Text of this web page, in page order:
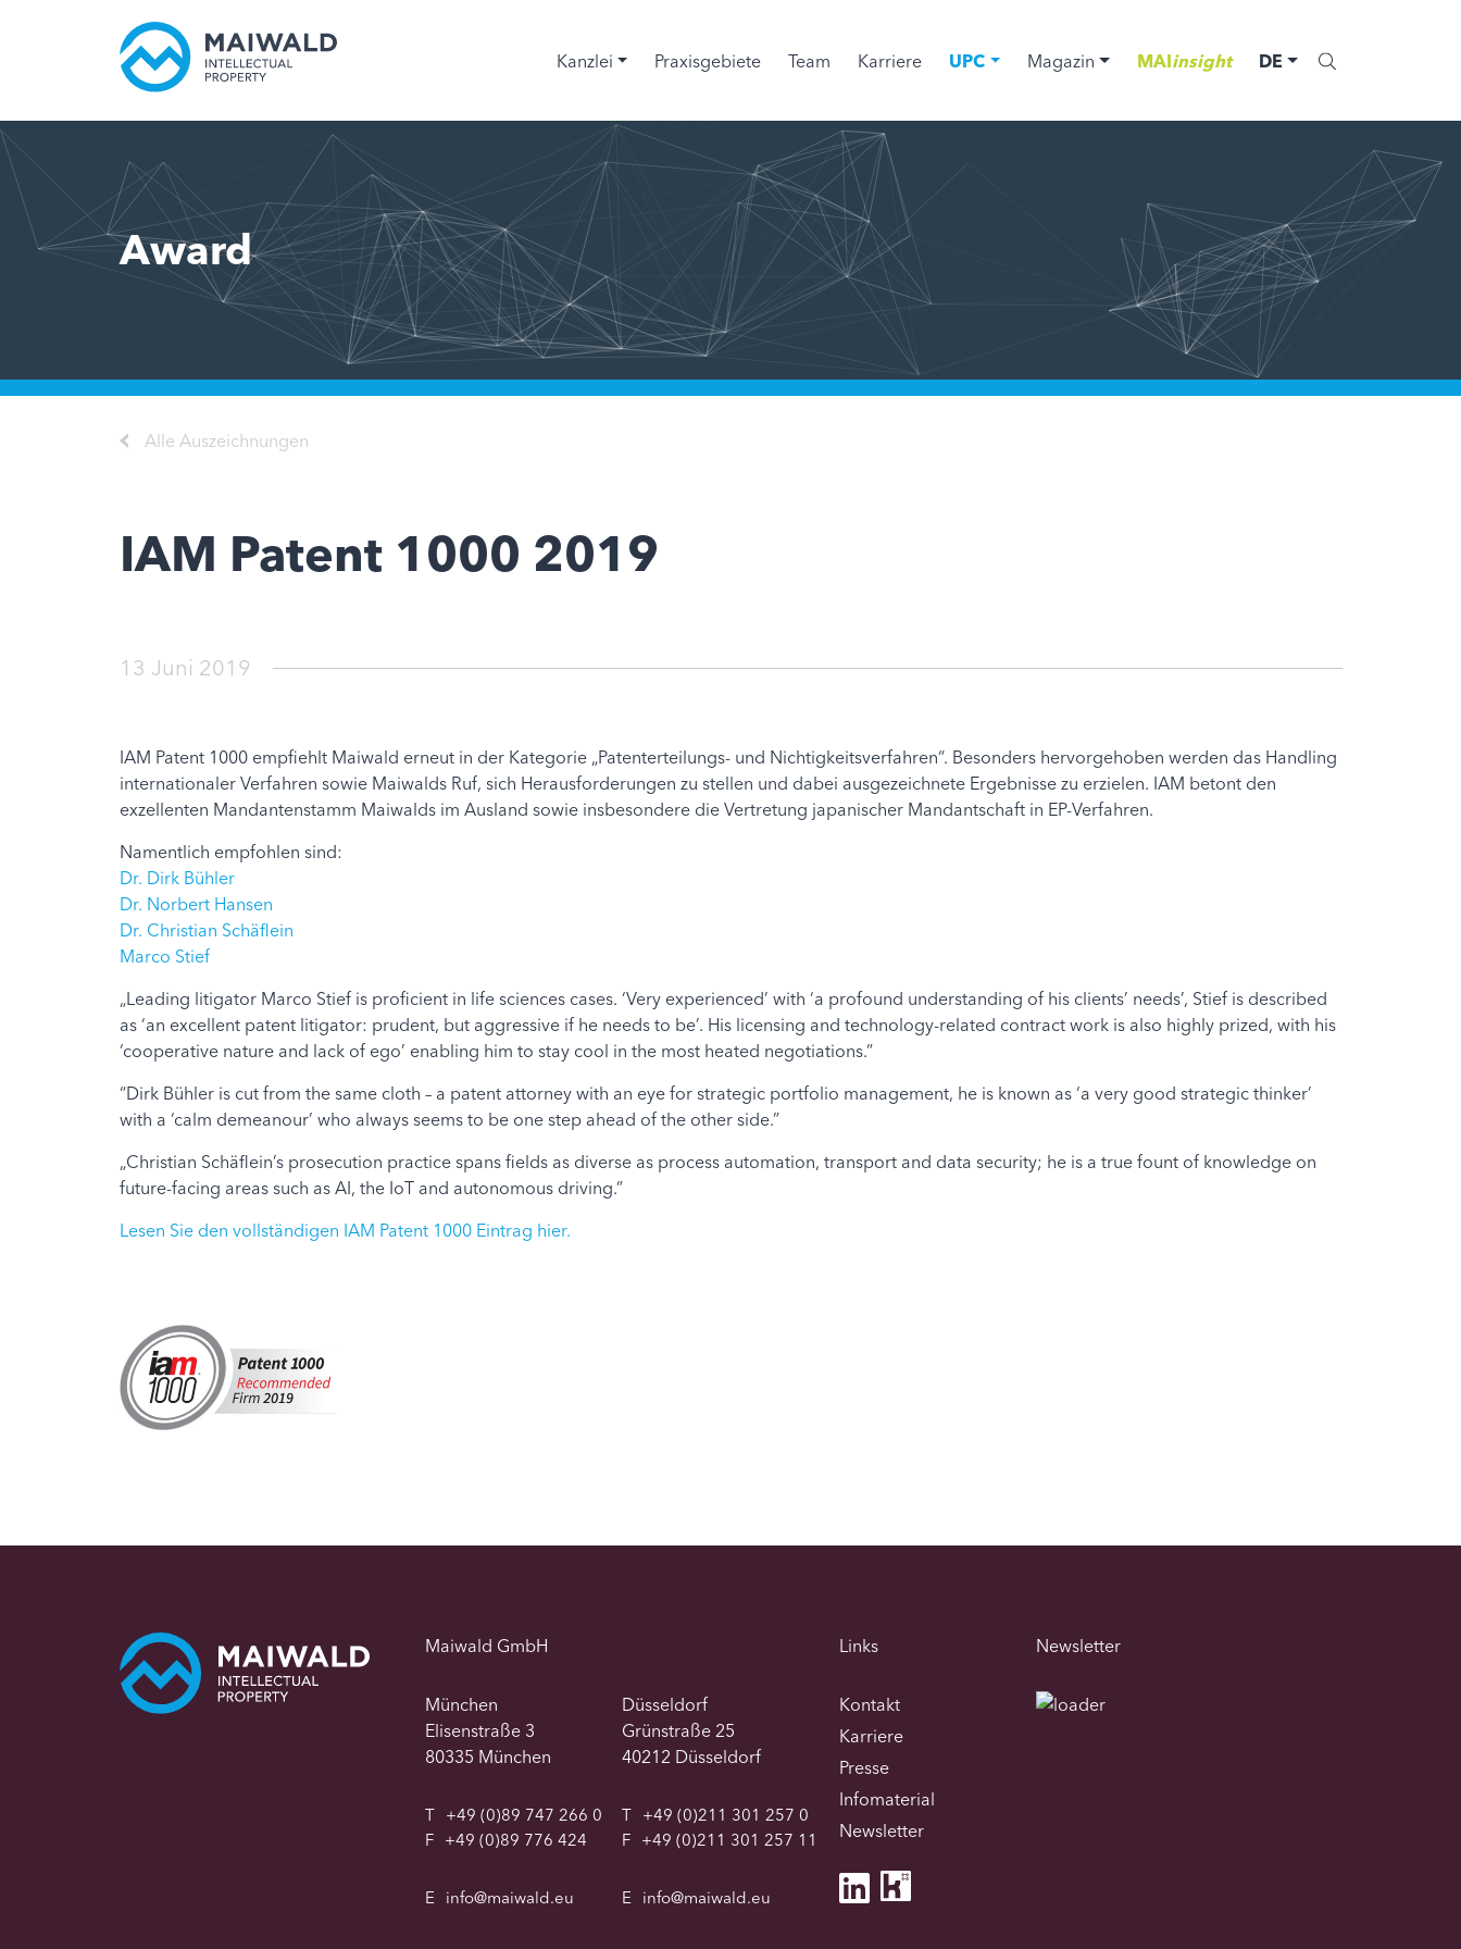
Kanzlei Praxisgebiete Team Karriere UPC Magazin MAIinsight DE
Award
Alle Auszeichnungen
IAM Patent 1000 2019
13 Juni 2019
IAM Patent 1000 empfiehlt Maiwald erneut in der Kategorie „Patenterteilungs- und Nichtigkeitsverfahren“. Besonders hervorgehoben werden das Handling
internationaler Verfahren sowie Maiwalds Ruf, sich Herausforderungen zu stellen und dabei ausgezeichnete Ergebnisse zu erzielen. IAM betont den
exzellenten Mandantenstamm Maiwalds im Ausland sowie insbesondere die Vertretung japanischer Mandantschaft in EP-Verfahren.
Namentlich empfohlen sind:
Dr. Dirk Bühler
Dr. Norbert Hansen
Dr. Christian Schäflein
Marco Stief
„Leading litigator Marco Stief is proficient in life sciences cases. ‘Very experienced’ with ‘a profound understanding of his clients’ needs’, Stief is described
as ‘an excellent patent litigator: prudent, but aggressive if he needs to be’. His licensing and technology-related contract work is also highly prized, with his
‘cooperative nature and lack of ego’ enabling him to stay cool in the most heated negotiations.”
“Dirk Bühler is cut from the same cloth – a patent attorney with an eye for strategic portfolio management, he is known as ‘a very good strategic thinker’
with a ‘calm demeanour’ who always seems to be one step ahead of the other side.”
„Christian Schäflein’s prosecution practice spans fields as diverse as process automation, transport and data security; he is a true fount of knowledge on
future-facing areas such as AI, the IoT and autonomous driving.”
Lesen Sie den vollständigen IAM Patent 1000 Eintrag hier.
Maiwald GmbH
München
Elisenstraße 3
80335 München
T +49 (0)89 747 266 0
F +49 (0)89 776 424
E info@maiwald.eu
Düsseldorf
Grünstraße 25
40212 Düsseldorf
T
+49 (0)211 301 257 0
F
+49 (0)211 301 257 11
E info@maiwald.eu
Links
Kontakt
Karriere
Presse
Infomaterial
Newsletter
Newsletter